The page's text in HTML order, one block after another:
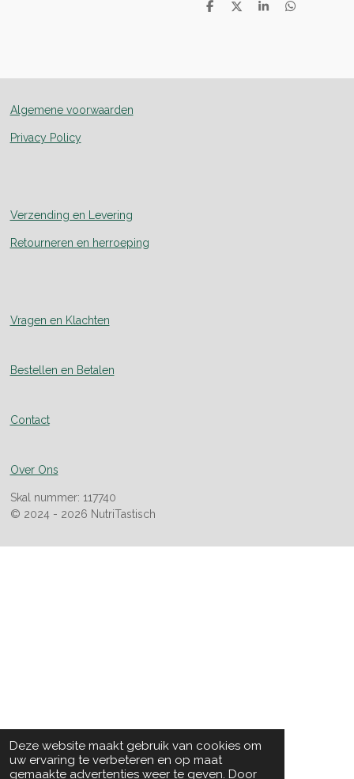
Deze website maakt gebruik van cookies om
uw ervaring te verbeteren en op maat
gemaakte advertenties weer te geven. Door
D
D
S
D
Algemene voorwaarden
Privacy Policy
Verzending en Levering
Retourneren en herroeping
Vragen en Klachten
Bestellen en Betalen
Contact
Over Ons
Skal nummer: 117740
© 2024 - 2026 NutriTastisch